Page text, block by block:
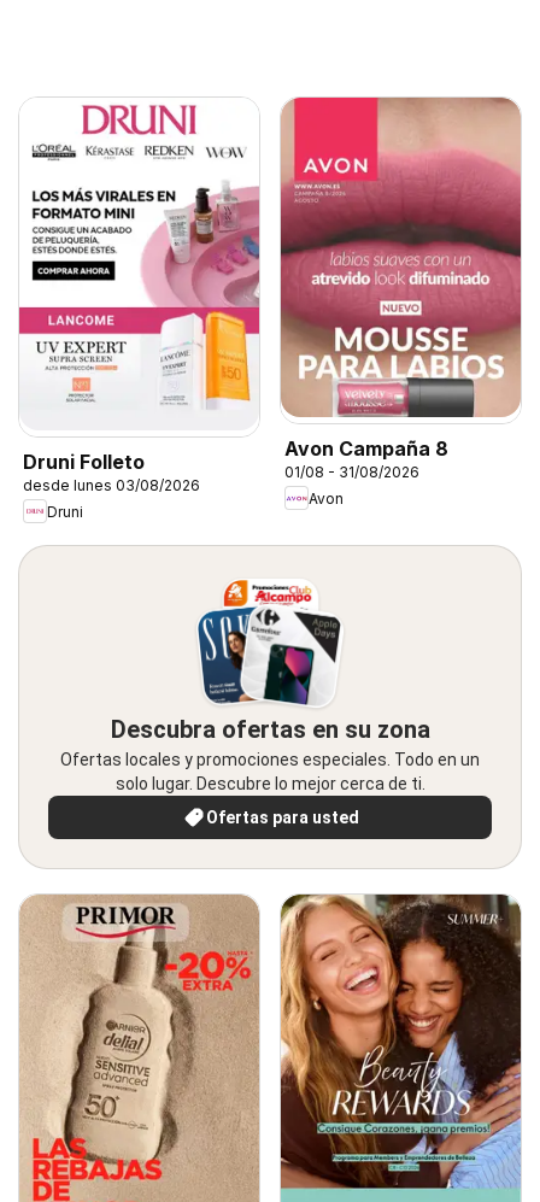
Druni Folleto
desde lunes 03/08/2026
Druni
Avon Campaña 8
01/08 - 31/08/2026
Avon
Descubra ofertas en su zona
Ofertas locales y promociones especiales. Todo en un
solo lugar. Descubre lo mejor cerca de ti.
Ofertas para usted